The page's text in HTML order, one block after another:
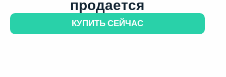
продается
КУПИТЬ СЕЙЧАС